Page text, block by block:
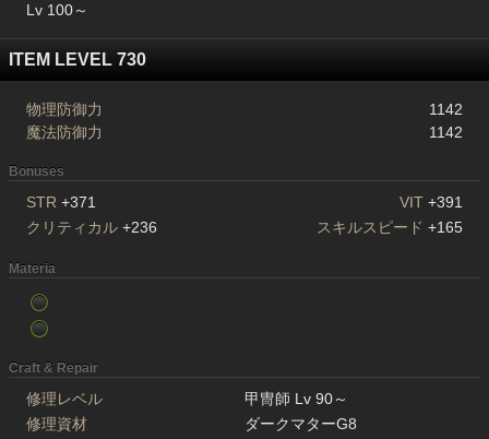
Lv 100～
ITEM LEVEL 730
物理防御力
1142
魔法防御力
1142
Bonuses
STR +371 VIT +391
クリティカル +236 スキルスピード +165
Materia
Craft & Repair
修理レベル
甲冑師 Lv 90～
修理資材
ダークマターG8